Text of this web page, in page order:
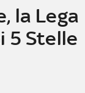
la Lega
5 Stelle